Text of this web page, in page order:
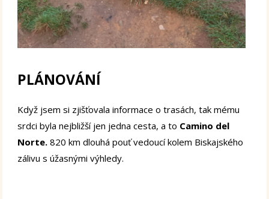
PLÁNOVÁNÍ
Když jsem si zjišťovala informace o trasách, tak mému
srdci byla nejbližší jen jedna cesta, a to Camino del
Norte. 820 km dlouhá pouť vedoucí kolem Biskajského
zálivu s úžasnými výhledy.